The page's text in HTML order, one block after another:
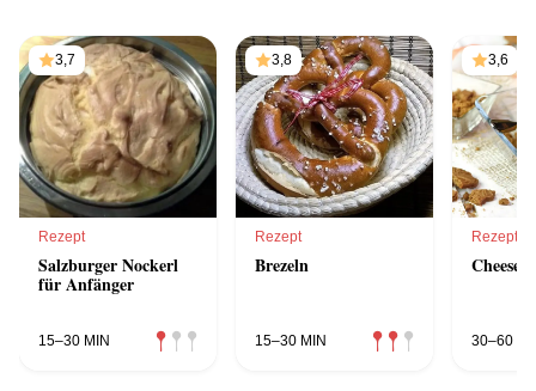
3,7
Rezept
Salzburger Nockerl
für Anfänger
15–30 MIN
3,8
Rezept
Brezeln
15–30 MIN
3,6
Rezept
30–60